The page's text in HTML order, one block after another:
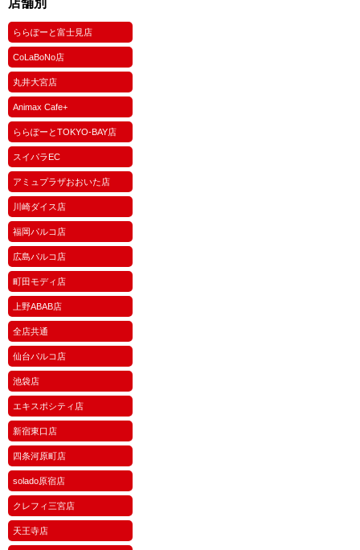
店舗別
ららぽーと富士見店
CoLaBoNo店
丸井大宮店
Animax Cafe+
ららぽーとTOKYO-BAY店
スイパラEC
アミュプラザおおいた店
川崎ダイス店
福岡パルコ店
広島パルコ店
町田モディ店
上野ABAB店
全店共通
仙台パルコ店
池袋店
エキスポシティ店
新宿東口店
四条河原町店
solado原宿店
クレフィ三宮店
天王寺店